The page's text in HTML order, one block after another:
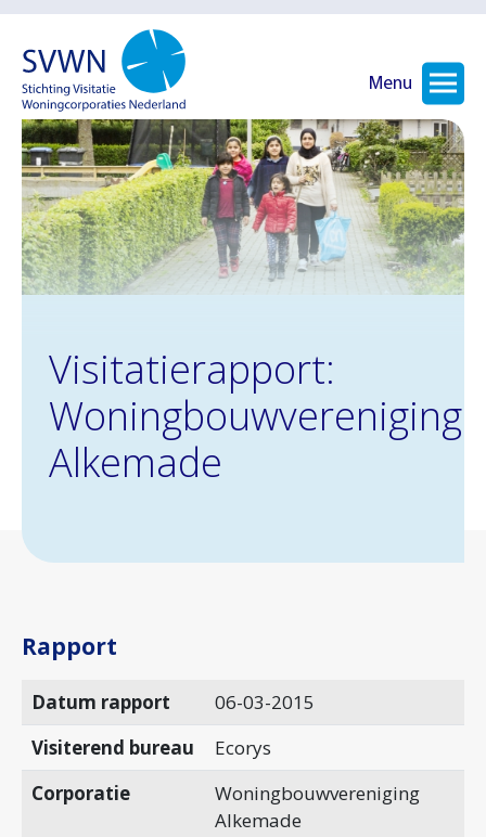
Menu
Visitatierapport:
Woningbouwvereniging
Alkemade
Rapport
Datum rapport
06-03-2015
Visiterend bureau
Ecorys
Corporatie
Woningbouwvereniging
Alkemade